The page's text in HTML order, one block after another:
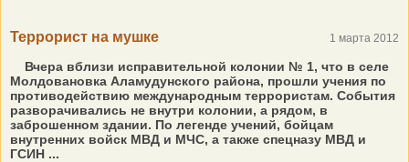
Террорист на мушке 1 марта 2012
Вчера вблизи исправительной колонии № 1, что в селе
Молдовановка Аламудунского района, прошли учения по
противодействию международным террористам. События
разворачивались не внутри колонии, а рядом, в
заброшенном здании. По легенде учений, бойцам
внутренних войск МВД и МЧС, а также спецназу МВД и
ГСИН ...